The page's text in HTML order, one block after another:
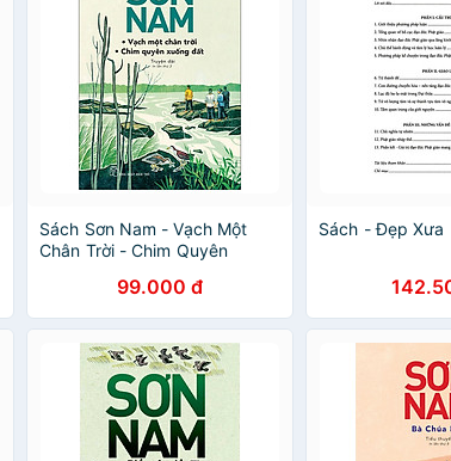
Sách Sơn Nam - Vạch Một
Chân Trời - Chim Quyên
99.000 đ
Sách - Đẹp Xưa